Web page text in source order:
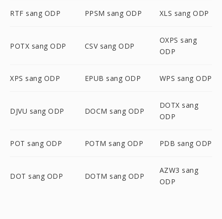
RTF sang ODP PPSM sang ODP XLS sang ODP
POTX sang ODP CSV sang ODP
OXPS sang
ODP
XPS sang ODP EPUB sang ODP WPS sang ODP
DJVU sang ODP DOCM sang ODP
DOTX sang
ODP
POT sang ODP POTM sang ODP PDB sang ODP
DOT sang ODP DOTM sang ODP
AZW3 sang
ODP